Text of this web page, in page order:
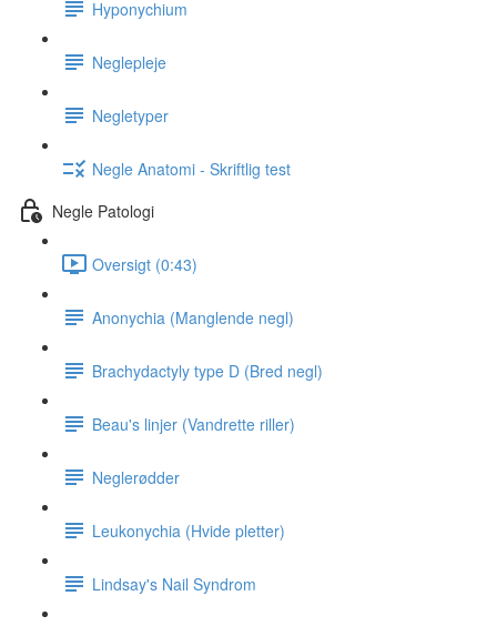
Hyponychium
Neglepleje
Negletyper
Negle Anatomi - Skriftlig test
Negle Patologi
Oversigt (0:43)
Anonychia (Manglende negl)
Brachydactyly type D (Bred negl)
Beau's linjer (Vandrette riller)
Neglerødder
Leukonychia (Hvide pletter)
Lindsay's Nail Syndrom